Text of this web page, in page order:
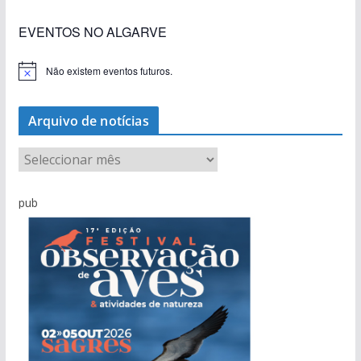
EVENTOS NO ALGARVE
Não existem eventos futuros.
Arquivo de notícias
r
q
pub